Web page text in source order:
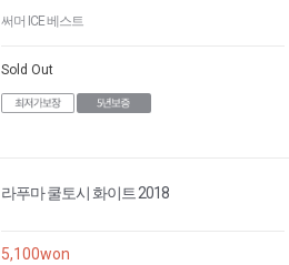
써머 ICE 베스트
Sold Out
라푸마 쿨토시 화이트 2018
5,100won